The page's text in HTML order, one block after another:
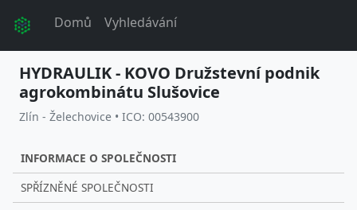
Domů Vyhledávání
HYDRAULIK - KOVO Družstevní podnik
agrokombinátu Slušovice
Zlín - Želechovice • ICO: 00543900
INFORMACE O SPOLEČNOSTI
SPŘÍZNĚNÉ SPOLEČNOSTI